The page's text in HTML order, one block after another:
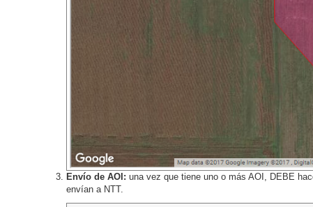
Envío de AOI: una vez que tiene uno o más AOI, DEBE
envían a NTT.